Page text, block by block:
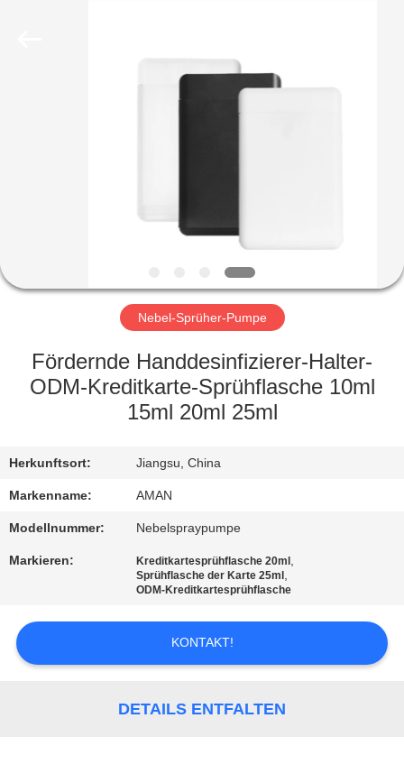
VR-
SHOW
ÜBER
UNS
QUALITÄTSKONTROLLE
KONTAKT
NACHRICHT
Nebel-Sprüher-Pumpe
Fördernde Handdesinfizierer-Halter-
ODM-Kreditkarte-Sprühflasche 10ml
15ml 20ml 25ml
Herkunftsort: Jiangsu, China
Markenname: AMAN
Modellnummer: Nebelspraypumpe
Markieren: Kreditkartesprühflasche 20ml ,
Sprühflasche der Karte 25ml ,
ODM-Kreditkartesprühflasche
KONTAKT!
DETAILS ENTFALTEN